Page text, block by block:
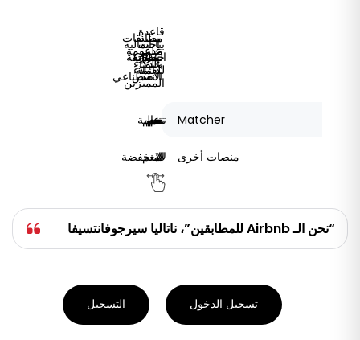
السوق
قاعدة
بيانات
حصرية
للعملاء
المميزين
مطابقات
مدعومة
بالذكاء
الاصطناعي
مبنية
على
علم
النفس
احتمالية
مطابقة
دائمة
CRM
Matcher نعم
نعم
نعم
نعم
عالية
نعم
منصات أخرى لا
لالالامنخفضة
نعم
“نحن الـ Airbnb للمطابقين”، ناتاليا سيرجوفانتسيفا
تسجيل الدخول التسجيل